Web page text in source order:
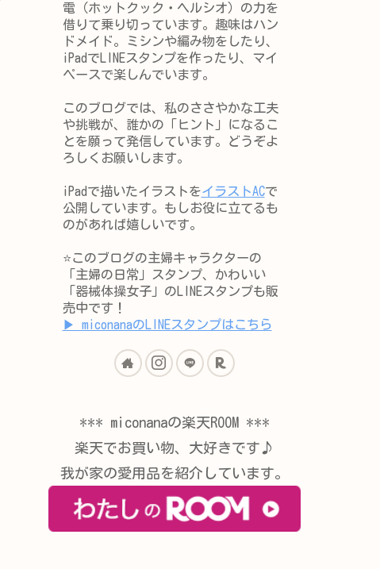
電（ホットクック・ヘルシオ）の力を
借りて乗り切っています。趣味はハン
ドメイド。ミシンや編み物をしたり、
iPadでLINEスタンプを作ったり、マイ
ペースで楽しんでいます。
このブログでは、私のささやかな工夫
や挑戦が、誰かの「ヒント」になるこ
とを願って発信しています。どうぞよ
ろしくお願いします。
iPadで描いたイラストをイラストACで
公開しています。もしお役に立てるも
のがあれば嬉しいです。
⭐️このブログの主婦キャラクターの
「主婦の日常」スタンプ、かわいい
「器械体操女子」のLINEスタンプも販
売中です！
▶︎ miconanaのLINEスタンプはこちら
*** miconanaの楽天ROOM ***
楽天でお買い物、大好きです♪
我が家の愛用品を紹介しています。